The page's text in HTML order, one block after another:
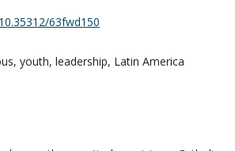
63fwd150
youth, leadership, Latin America